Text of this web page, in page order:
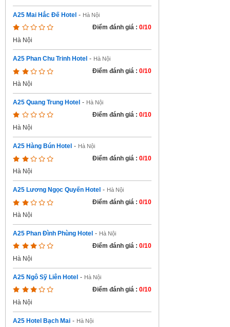
A25 Mai Hắc Đế Hotel - Hà Nội
Điểm đánh giá : 0/10
Hà Nội
A25 Phan Chu Trinh Hotel - Hà Nội
Điểm đánh giá : 0/10
Hà Nội
A25 Quang Trung Hotel - Hà Nội
Điểm đánh giá : 0/10
Hà Nội
A25 Hàng Bún Hotel - Hà Nội
Điểm đánh giá : 0/10
Hà Nội
A25 Lương Ngọc Quyến Hotel - Hà Nội
Điểm đánh giá : 0/10
Hà Nội
A25 Phan Đình Phùng Hotel - Hà Nội
Điểm đánh giá : 0/10
Hà Nội
A25 Ngô Sỹ Liên Hotel - Hà Nội
Điểm đánh giá : 0/10
Hà Nội
A25 Hotel Bạch Mai - Hà Nội